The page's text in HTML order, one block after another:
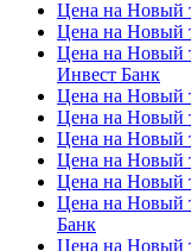
Цена на Новый
Цена на Новый
Цена на Новый
Инвест Банк
Цена на Новый
Цена на Новый
Цена на Новый
Цена на Новый
Цена на Новый
Цена на Новый
Банк
Цена на Новый